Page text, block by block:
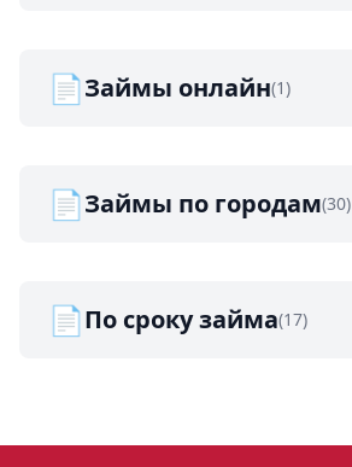
📄Займы онлайн(1)
📄Займы по городам(30)
📄По сроку займа(17)